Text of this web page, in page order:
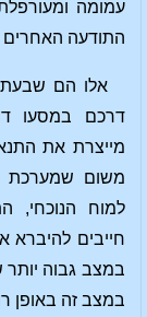
עמומה
התודעה האחרים
אלו הם שבעת
דרכם במסעו
מייצרת את
משום שמערכת
למוח הנוכחי,
חייבים להיברא
במצב גבוה
במצב זה באופן